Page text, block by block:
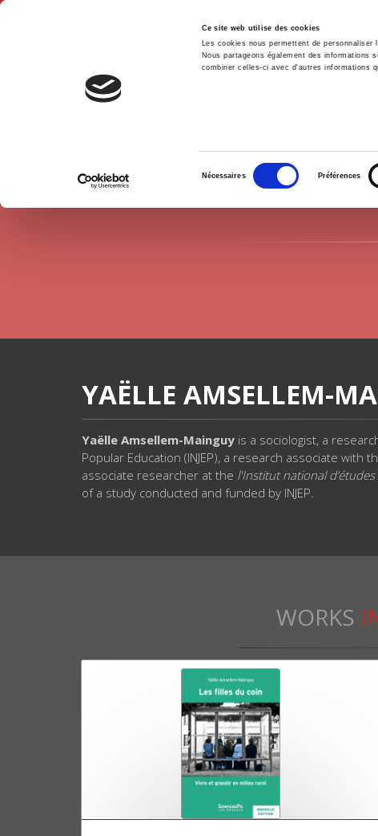
Ce site web utilise des cookies
Les cookies nous permettent de
Nous partageons également des
combiner celles-ci avec d'autres informations
consentement
Nécessaires Préférences
Home
YAËLLE AMSELLEM-
Yaëlle Amsellem-Mainguy is a sociologist, a
Popular Education (INJEP), a research associate with
associate researcher at the l'Institut national
of a study conducted and funded by INJEP.
WORKS